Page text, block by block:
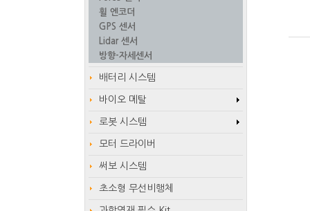
휠 엔코더
GPS 센서
Lidar 센서
방향-자세센서
배터리 시스템
바이오 메탈
로봇 시스템
모터 드라이버
써보 시스템
초소형 무선비행체